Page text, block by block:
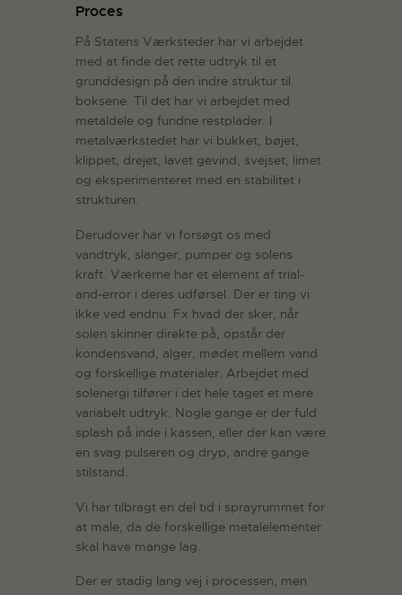
Proces
På Statens Værksteder har vi arbejdet
med at finde det rette udtryk til et
grunddesign på den indre struktur til
boksene. Til det har vi arbejdet med
metaldele og fundne restplader. I
metalværkstedet har vi bukket, bøjet,
klippet, drejet, lavet gevind, svejset, limet
og eksperimenteret med en stabilitet i
strukturen.
Derudover har vi forsøgt os med
vandtryk, slanger, pumper og solens
kraft. Værkerne har et element af trial-
and-error i deres udførsel. Der er ting vi
ikke ved endnu. Fx hvad der sker, når
solen skinner direkte på, opstår der
kondensvand, alger, mødet mellem vand
og forskellige materialer. Arbejdet med
solenergi tilfører i det hele taget et mere
variabelt udtryk. Nogle gange er der fuld
splash på inde i kassen, eller der kan være
en svag pulseren og dryp, andre gange
stilstand.
Vi har tilbragt en del tid i sprayrummet for
at male, da de forskellige metalelementer
skal have mange lag.
Der er stadig lang vej i processen, men